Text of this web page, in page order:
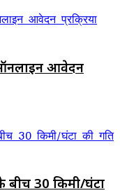
ऑनलाइन आवेदन
बीच 30 किमी/घंटा